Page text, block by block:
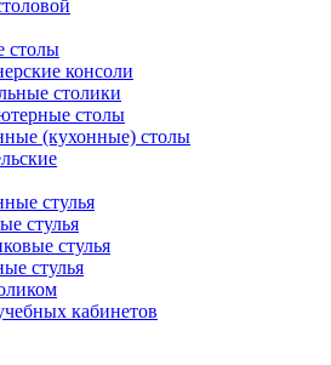
столы
консоли
столики
столы
(кухонные) столы
стулья
стулья
стулья
стулья
кабинетов